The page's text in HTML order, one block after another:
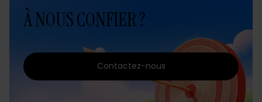
À NOUS CONFIER ?
Contactez-nous